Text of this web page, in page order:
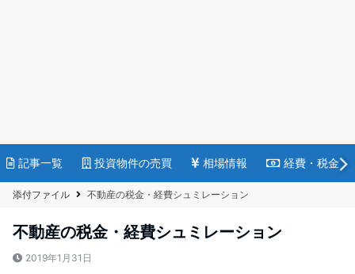
記事一覧 投資物件の売買 相場情報 経費・税金
添付ファイル 不動産の税金・経費シュミレーション
不動産の税金・経費シュミレーション
2019年1月31日